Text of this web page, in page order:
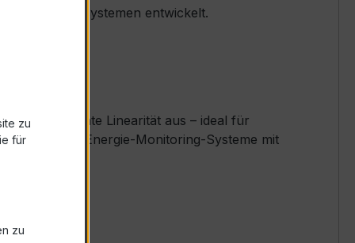
entwickelt.
und exzellente Linearität aus – ideal für
Energie-Monitoring-Systeme mit
AS.
zu
für
zu